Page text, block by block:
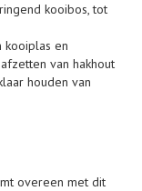
kooibos, tot
kooiplas en
van hakhout
houden van
overeen met dit